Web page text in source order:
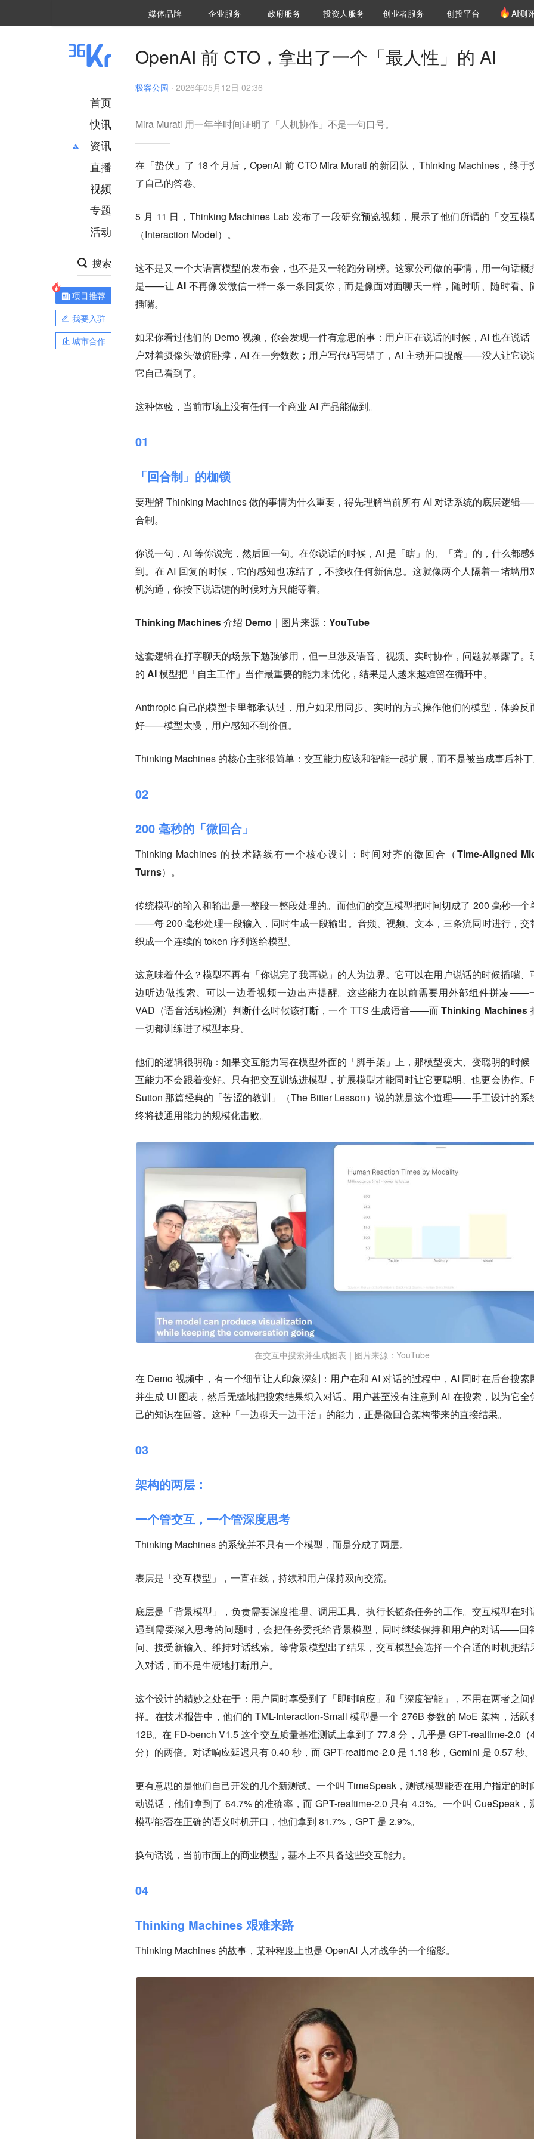
媒体品牌 36Kr研究院
企业服务 城市之窗
政府服务 VClub投资机构库
投资机构职位推介
投资人服务 创投氪堂
创业者服务 创投平台 AI测
首页
快讯
资讯
推荐
财经
项目推荐
安徽
直播
视频
专题
活动
搜索
项目推荐
我要入驻
城市合作
OpenAI 前 CTO，拿出了一个「最人性」的 AI
极客公园 · 2026年05月12日 02:36
Mira Murati 用一年半时间证明了「人机协作」不是一句口号。
在「蛰伏」了 18 个月后，OpenAI 前 CTO Mira Murati 的新团队，Thinking Machines，终于
了自己的答卷。
5 月 11 日，Thinking Machines Lab 发布了一段研究预览视频，展示了他们所谓的「交互模
（Interaction Model）。
这不是又一个大语言模型的发布会，也不是又一轮跑分刷榜。这家公司做的事情，用一句话概
是——让 AI 不再像发微信一样一条一条回复你，而是像面对面聊天一样，随时听、随时看、
插嘴。
如果你看过他们的 Demo 视频，你会发现一件有意思的事：用户正在说话的时候，AI 也在说话
户对着摄像头做俯卧撑，AI 在一旁数数；用户写代码写错了，AI 主动开口提醒——没人让它说
它自己看到了。
这种体验，当前市场上没有任何一个商业 AI 产品能做到。
01
「回合制」的枷锁
要理解 Thinking Machines 做的事情为什么重要，得先理解当前所有 AI 对话系统的底层逻辑
合制。
你说一句，AI 等你说完，然后回一句。在你说话的时候，AI 是「瞎」的、「聋」的，什么都感
到。在 AI 回复的时候，它的感知也冻结了，不接收任何新信息。这就像两个人隔着一堵墙用
机沟通，你按下说话键的时候对方只能等着。
Thinking Machines 介绍 Demo｜图片来源：YouTube
这套逻辑在打字聊天的场景下勉强够用，但一旦涉及语音、视频、实时协作，问题就暴露了。
的 AI 模型把「自主工作」当作最重要的能力来优化，结果是人越来越难留在循环中。
Anthropic 自己的模型卡里都承认过，用户如果用同步、实时的方式操作他们的模型，体验反
好——模型太慢，用户感知不到价值。
Thinking Machines 的核心主张很简单： 交互能力应该和智能一起扩展，而不是被当成事后补丁
02
200 毫秒的「微回合」
Thinking Machines 的技术路线有一个核心设计： 时间对齐的微回合（Time-Aligned
Turns）。
传统模型的输入和输出是一整段一整段处理的。而他们的交互模型把时间切成了 200 毫秒一个
——每 200 毫秒处理一段输入，同时生成一段输出。音频、视频、文本，三条流同时进行，交
织成一个连续的 token 序列送给模型。
这意味着什么？模型不再有「你说完了我再说」的人为边界。 它可以在用户说话的时候插嘴、
边听边做搜索、可以一边看视频一边出声提醒。这些能力在以前需要用外部组件拼凑——
VAD（语音活动检测）判断什么时候该打断，一个 TTS 生成语音——而 Thinking Machines
一切都训练进了模型本身。
他们的逻辑很明确：如果交互能力写在模型外面的「脚手架」上，那模型变大、变聪明的时候
互能力不会跟着变好。只有把交互训练进模型，扩展模型才能同时让它更聪明、也更会协作。
Sutton 那篇经典的「苦涩的教训」（The Bitter Lesson）说的就是这个道理——手工设计的系
终将被通用能力的规模化击败。
在交互中搜索并生成图表｜图片来源：YouTube
在 Demo 视频中，有一个细节让人印象深刻：用户在和 AI 对话的过程中，AI 同时在后台搜索
并生成 UI 图表，然后无缝地把搜索结果织入对话。用户甚至没有注意到 AI 在搜索，以为它全
己的知识在回答。 这种「一边聊天一边干活」的能力，正是微回合架构带来的直接结果。
03
架构的两层：
一个管交互，一个管深度思考
Thinking Machines 的系统并不只有一个模型，而是分成了两层。
表层是「交互模型」 ， 一直在线，持续和用户保持双向交流。
底层是「背景模型」，负责需要深度推理、调用工具、执行长链条任务的工作。交互模型在对
遇到需要深入思考的问题时，会把任务委托给背景模型，同时继续保持和用户的对话——回
问、接受新输入、维持对话线索。等背景模型出了结果，交互模型会选择一个合适的时机把结
入对话，而不是生硬地打断用户。
这个设计的精妙之处在于：用户同时享受到了「即时响应」和「深度智能」，不用在两者之间
择。 在技术报告中，他们的 TML-Interaction-Small 模型是一个 276B 参数的 MoE 架构，活跃
12B。在 FD-bench V1.5 这个交互质量基准测试上拿到了 77.8 分，几乎是 GPT-realtime-2.0（
分）的两倍。对话响应延迟只有 0.40 秒，而 GPT-realtime-2.0 是 1.18 秒，Gemini 是 0.57 秒。
更有意思的是他们自己开发的几个新测试。一个叫 TimeSpeak，测试模型能否在用户指定的时
动说话，他们拿到了 64.7% 的准确率，而 GPT-realtime-2.0 只有 4.3%。一个叫 CueSpeak，
模型能否在正确的语义时机开口，他们拿到 81.7%，GPT 是 2.9%。
换句话说，当前市面上的商业模型，基本上不具备这些交互能力。
04
Thinking Machines 艰难来路
Thinking Machines 的故事，某种程度上也是 OpenAI 人才战争的一个缩影。